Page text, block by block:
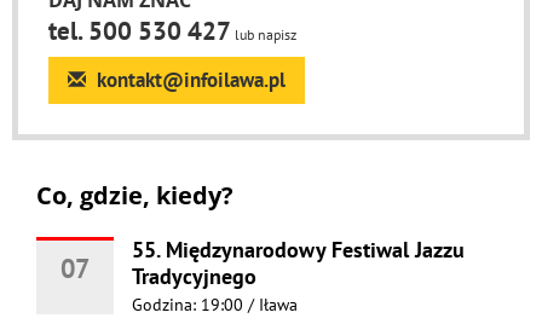
tel. 500 530 427 lub napisz
kontakt@infoilawa.pl
Co, gdzie, kiedy?
07
55. Międzynarodowy Festiwal Jazzu
Tradycyjnego
Godzina: 19:00 / Iława